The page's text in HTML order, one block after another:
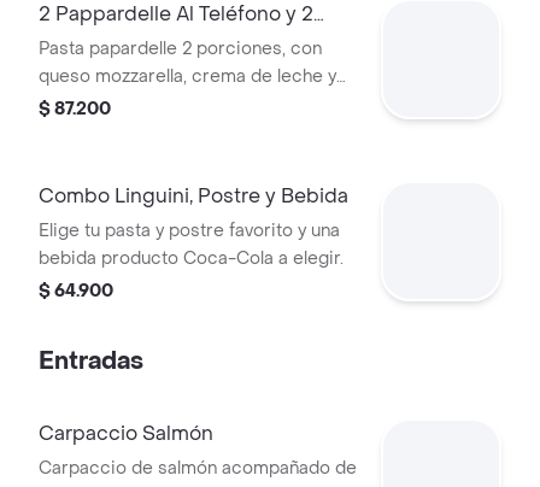
2 Pappardelle Al Teléfono y 2
Bebidas
Pasta papardelle 2 porciones, con
queso mozzarella, crema de leche y
salsa napolitana y 2 bebidas
$ 87.200
Combo Linguini, Postre y Bebida
Elige tu pasta y postre favorito y una
bebida producto Coca-Cola a elegir.
$ 64.900
Entradas
Carpaccio Salmón
Carpaccio de salmón acompañado de